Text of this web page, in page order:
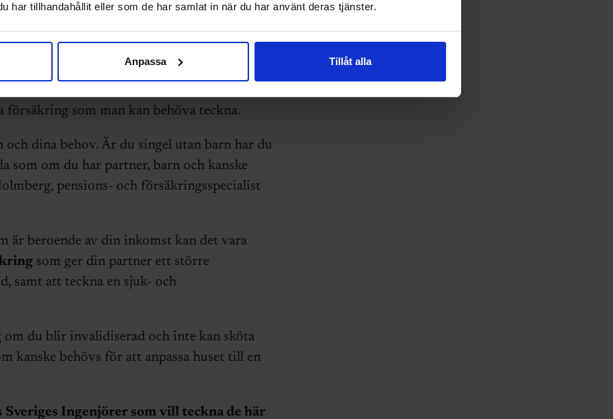
har tillhandahållit eller som de har samlat in när du har använt deras tjänster.
Anpassa Tillåt alla
, exempelvis för bostad, bil, båt eller
Ingenjörer med
Akademikerförsäkring
till medlemmarna.
försäkring som man kan behöva teckna.
dina behov. Är du singel utan barn har du
som om du har partner, barn och kanske
pensions- och försäkringsspecialist
är beroende av din inkomst kan det vara
som ger din partner ett större
samt att teckna en sjuk- och
om du blir invalidiserad och inte kan sköta
kanske behövs för att anpassa huset till en
Ingenjörer som vill teckna de här